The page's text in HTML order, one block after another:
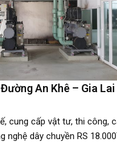
An Khê – Gia Lai
cung cấp vật tư, thi công,
nghệ dây chuyền RS